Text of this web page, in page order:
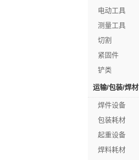
电动工具
测量工具
切割
紧固件
铲类
运输/包装/焊材
焊件设备
包装耗材
起重设备
焊料耗材